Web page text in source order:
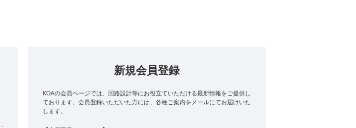
新規会員登録
KOAの会員ページでは、回路設計等に​お役立ていただける最新情報をご提供し
ております。​会員登録いただいた方には、各種ご案内をメールにてお届けいた
します。